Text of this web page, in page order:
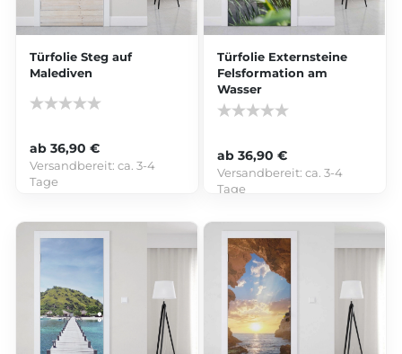
Türfolie Steg auf
Malediven
ab 36,90 €
Versandbereit:ca. 3-4
Tage
Türfolie Externsteine
Felsformation am
Wasser
ab 36,90 €
Versandbereit:ca. 3-4
Tage